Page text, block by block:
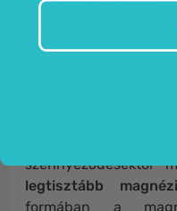
klorid
illatot tesz lehetővé
szennyeződésektől
legtisztább
formában a